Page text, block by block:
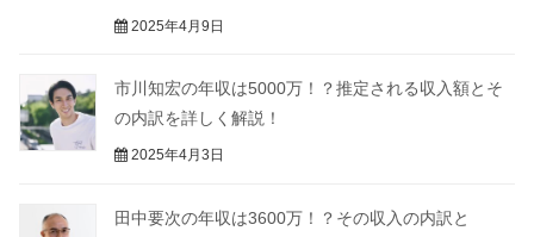
2025年4月9日
市川知宏の年収は5000万！？推定される収入額とそ
の内訳を詳しく解説！
2025年4月3日
田中要次の年収は3600万！？その収入の内訳と